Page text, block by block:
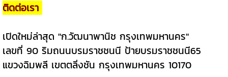
ติดต่อเรา
เปิดใหม่ล่าสุด "ก.วัฒนาพานิช กรุงเทพมหานคร"
เลขที่ 90 ริมถนนบรมราชชนนี ป้ายบรมราชชนนี65
แขวงฉิมพลี เขตตลิ่งชัน กรุงเทพมหานคร 10170